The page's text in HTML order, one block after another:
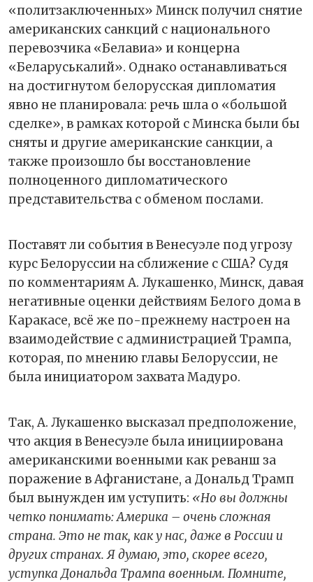
«политзаключенных» Минск получил снятие
американских санкций с национального
перевозчика «Белавиа» и концерна
«Беларуськалий». Однако останавливаться
на достигнутом белорусская дипломатия
явно не планировала: речь шла о «большой
сделке», в рамках которой с Минска были бы
сняты и другие американские санкции, а
также произошло бы восстановление
полноценного дипломатического
представительства с обменом послами.
Поставят ли события в Венесуэле под угрозу
курс Белоруссии на сближение с США? Судя
по комментариям А. Лукашенко, Минск, давая
негативные оценки действиям Белого дома в
Каракасе, всё же по-прежнему настроен на
взаимодействие с администрацией Трампа,
которая, по мнению главы Белоруссии, не
была инициатором захвата Мадуро.
Так, А. Лукашенко высказал предположение,
что акция в Венесуэле была инициирована
американскими военными как реванш за
поражение в Афганистане, а Дональд Трамп
был вынужден им уступить: «Но вы должны
четко понимать: Америка – очень сложная
страна. Это не так, как у нас, даже в России и
других странах. Я думаю, это, скорее всего,
уступка Дональда Трампа военным. Помните,